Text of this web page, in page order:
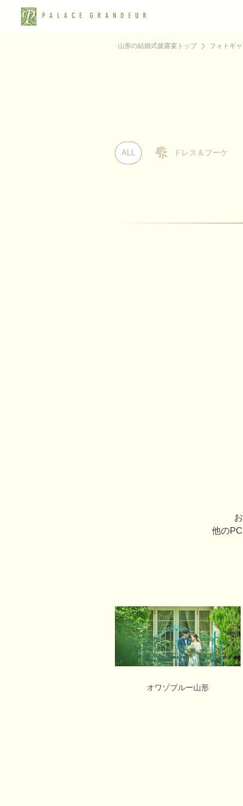
山形の結婚式披露宴トップ フォトギ
ALL
ALL ドレス＆ブーケ
ドレス＆ブーケ
他の
オワゾブルー山形